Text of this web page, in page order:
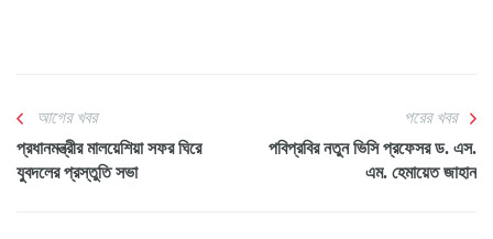
আগের খবর
প্রধানমন্ত্রীর মালয়েশিয়া সফর ঘিরে
যুবদলের প্রস্তুতি সভা
পরের খবর
পবিপ্রবির নতুন ভিসি প্রফেসর ড. এস.
এম. হেমায়েত জাহান